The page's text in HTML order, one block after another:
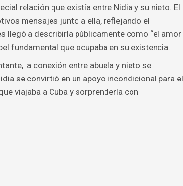
relación que existía entre Nidia y su nieto. El
mensajes junto a ella, reflejando el
llegó a describirla públicamente como “el amor
fundamental que ocupaba en su existencia.
la conexión entre abuela y nieto se
se convirtió en un apoyo incondicional para el
viajaba a Cuba y sorprenderla con